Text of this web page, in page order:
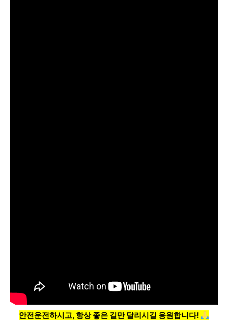
안전운전하시고, 항상 좋은 길만 달리시길 응원합니다!